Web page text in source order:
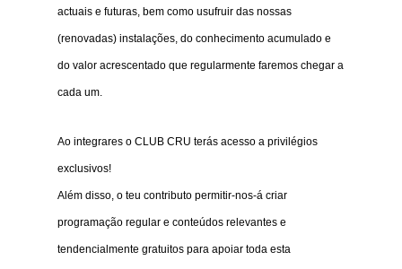
actuais e futuras, bem como usufruir das nossas
(renovadas) instalações, do conhecimento acumulado e
do valor acrescentado que regularmente faremos chegar a
cada um.
Ao integrares o CLUB CRU terás acesso a privilégios
exclusivos!
Além disso, o teu contributo permitir-nos-á criar
programação regular e conteúdos relevantes e
tendencialmente gratuitos para apoiar toda esta